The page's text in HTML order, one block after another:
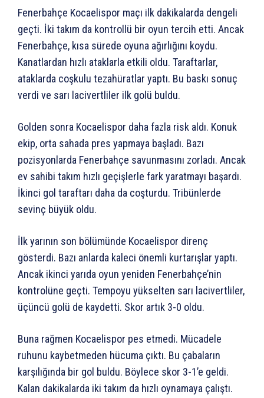
Fenerbahçe Kocaelispor maçı ilk dakikalarda dengeli
geçti. İki takım da kontrollü bir oyun tercih etti. Ancak
Fenerbahçe, kısa sürede oyuna ağırlığını koydu.
Kanatlardan hızlı ataklarla etkili oldu. Taraftarlar,
ataklarda coşkulu tezahüratlar yaptı. Bu baskı sonuç
verdi ve sarı lacivertliler ilk golü buldu.
Golden sonra Kocaelispor daha fazla risk aldı. Konuk
ekip, orta sahada pres yapmaya başladı. Bazı
pozisyonlarda Fenerbahçe savunmasını zorladı. Ancak
ev sahibi takım hızlı geçişlerle fark yaratmayı başardı.
İkinci gol taraftarı daha da coşturdu. Tribünlerde
sevinç büyük oldu.
İlk yarının son bölümünde Kocaelispor direnç
gösterdi. Bazı anlarda kaleci önemli kurtarışlar yaptı.
Ancak ikinci yarıda oyun yeniden Fenerbahçe’nin
kontrolüne geçti. Tempoyu yükselten sarı lacivertliler,
üçüncü golü de kaydetti. Skor artık 3-0 oldu.
Buna rağmen Kocaelispor pes etmedi. Mücadele
ruhunu kaybetmeden hücuma çıktı. Bu çabaların
karşılığında bir gol buldu. Böylece skor 3-1’e geldi.
Kalan dakikalarda iki takım da hızlı oynamaya çalıştı.